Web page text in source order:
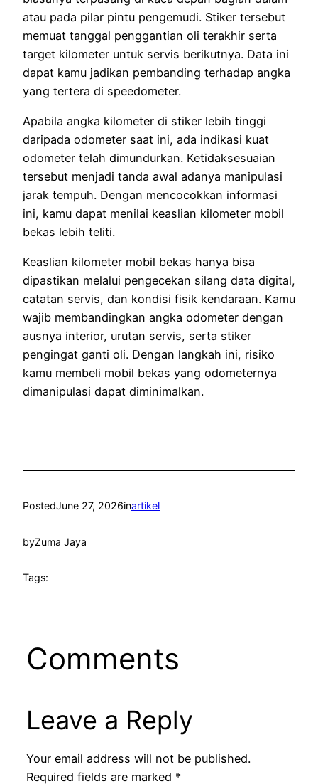
atau pada pilar pintu pengemudi. Stiker tersebut
memuat tanggal penggantian oli terakhir serta
target kilometer untuk servis berikutnya. Data ini
dapat kamu jadikan pembanding terhadap angka
yang tertera di speedometer.
Apabila angka kilometer di stiker lebih tinggi
daripada odometer saat ini, ada indikasi kuat
odometer telah dimundurkan. Ketidaksesuaian
tersebut menjadi tanda awal adanya manipulasi
jarak tempuh. Dengan mencocokkan informasi
ini, kamu dapat menilai keaslian kilometer mobil
bekas lebih teliti.
Keaslian kilometer mobil bekas hanya bisa
dipastikan melalui pengecekan silang data digital,
catatan servis, dan kondisi fisik kendaraan. Kamu
wajib membandingkan angka odometer dengan
ausnya interior, urutan servis, serta stiker
pengingat ganti oli. Dengan langkah ini, risiko
kamu membeli mobil bekas yang odometernya
dimanipulasi dapat diminimalkan.
PostedJune 27, 2026inartikel
byZuma Jaya
Tags:
Comments
Leave a Reply
Your email address will not be published.
Required fields are marked *